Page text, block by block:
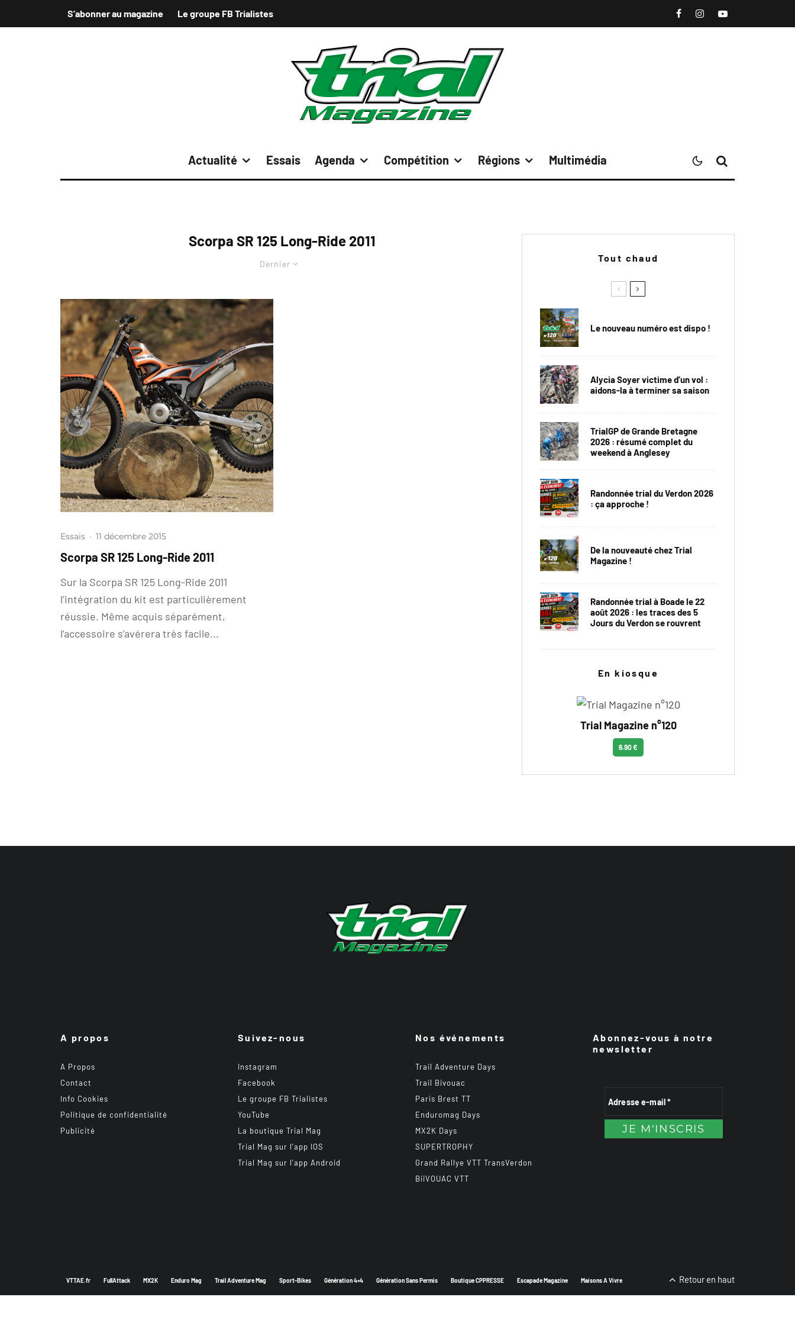
S’abonner au magazine Le groupe FB Trialistes
Actualité Essais Agenda Compétition Régions Multimédia
Scorpa SR 125 Long-Ride 2011
Dernier
Essais · 11 décembre 2015
Scorpa SR 125 Long-Ride 2011
Sur la Scorpa SR 125 Long-Ride 2011
l’intégration du kit est particulièrement
réussie. Même acquis séparément,
l’accessoire s’avérera très facile...
Tout chaud
Le nouveau numéro est dispo !
Alycia Soyer victime d’un vol :
aidons-la à terminer sa saison
TrialGP de Grande Bretagne
2026 : résumé complet du
weekend à Anglesey
Randonnée trial du Verdon 2026
: ça approche !
De la nouveauté chez Trial
Magazine !
Randonnée trial à Boade le 22
août 2026 : les traces des 5
Jours du Verdon se rouvrent
En kiosque
Trial Magazine n°120
6.90 €
A propos
A Propos
Contact
Info Cookies
Politique de confidentialité
Publicité
Suivez-nous
Instagram
Facebook
Le groupe FB Trialistes
YouTube
La boutique Trial Mag
Trial Mag sur l’app IOS
Trial Mag sur l’app Android
Nos événements
Trail Adventure Days
Trail Bivouac
Paris Brest TT
Enduromag Days
MX2K Days
SUPERTROPHY
Grand Rallye VTT TransVerdon
BiiVOUAC VTT
Abonnez-vous à notre
newsletter
VTTAE.fr FullAttack MX2K Enduro Mag Trail Adventure Mag Sport-Bikes Génération 4×4 Génération Sans Permis Boutique CPPRESSE Escapade Magazine Maisons A Vivre Retour en haut